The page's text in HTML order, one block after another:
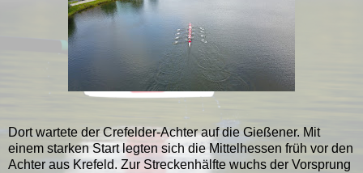
Dort wartete der Crefelder-Achter auf die Gießener. Mit
einem starken Start legten sich die Mittelhessen früh vor den
Achter aus Krefeld. Zur Streckenhälfte wuchs der Vorsprung